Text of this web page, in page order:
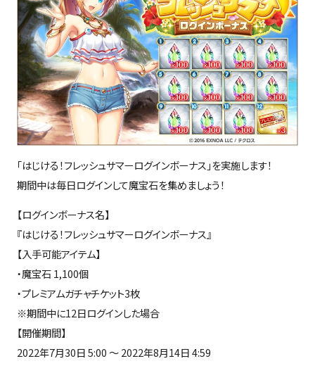
「はじける！フレッシュサマーログインボーナス」を実施します！
期間中は毎日ログインして魔宝石を集めましょう！
【ログインボーナス名】
『はじける！フレッシュサマーログインボーナス』
【入手可能アイテム】
・魔宝石 1,100個
・プレミアムガチャチケット3枚
※期間中に12日ログインした場合
【開催期間】
2022年7月30日 5:00 ～ 2022年8月14日 4:59